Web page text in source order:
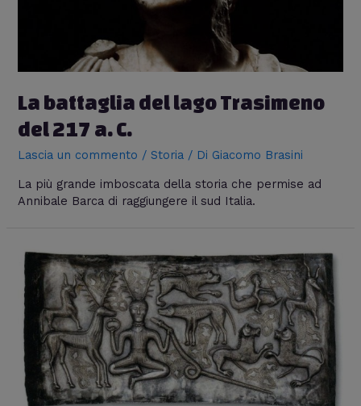
La battaglia del lago Trasimeno
del 217 a. C.
Lascia un commento /Storia / Di Giacomo Brasini
La più grande imboscata della storia che permise ad
Annibale Barca di raggiungere il sud Italia.